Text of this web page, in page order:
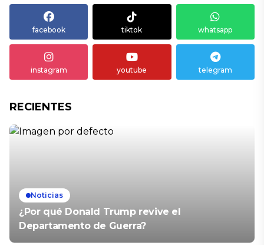
facebook tiktok whatsapp
instagram youtube telegram
RECIENTES
Noticias
¿Por qué Donald Trump revive el
Departamento de Guerra?